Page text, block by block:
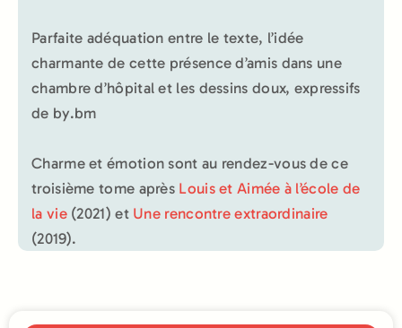
Parfaite adéquation entre le texte, l’idée
charmante de cette présence d’amis dans une
chambre d’hôpital et les dessins doux, expressifs
de by.bm
Charme et émotion sont au rendez-vous de ce
troisième tome après Louis et Aimée à l’école de
la vie(2021) et Une rencontre extraordinaire
(2019).